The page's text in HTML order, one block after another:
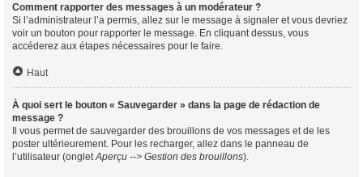
Comment rapporter des messages à un modérateur ?
Si l’administrateur l’a permis, allez sur le message à signaler et vous devriez
voir un bouton pour rapporter le message. En cliquant dessus, vous
accéderez aux étapes nécessaires pour le faire.
Haut
À quoi sert le bouton « Sauvegarder » dans la page de rédaction de
message ?
Il vous permet de sauvegarder des brouillons de vos messages et de les
poster ultérieurement. Pour les recharger, allez dans le panneau de
l’utilisateur (ongletAperçu --> Gestion des brouillons).